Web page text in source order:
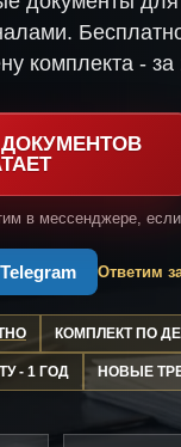
комплекта - за
в мессенджере,
Telegram Ответим
КОМПЛЕКТ ПО
- 1 ГОД НОВЫЕ